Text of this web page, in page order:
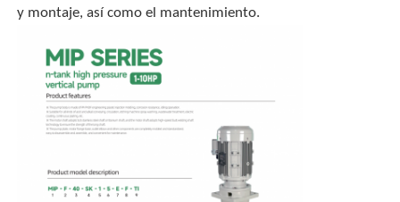
y montaje, así como el mantenimiento.